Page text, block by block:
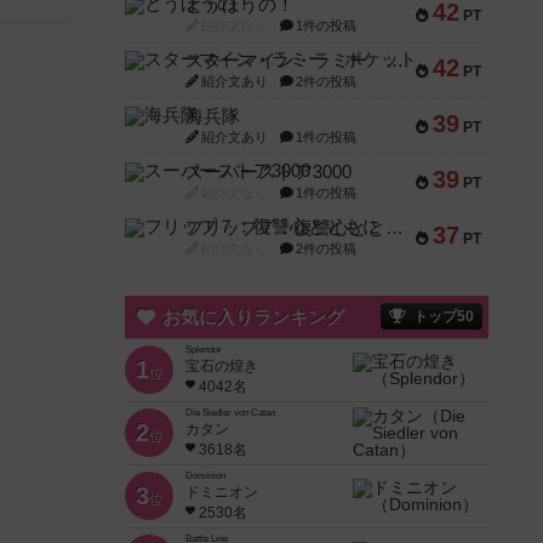
42 PT
とうほうの！
1件の投稿
42 PT
スターマイン・ラミー ポケット
紹介文あり 2件の投稿
39 PT
海兵隊
紹介文あり 1件の投稿
39 PT
スーパーストア3000
1件の投稿
37 PT
フリップ７：復讐心とともに
2件の投稿
お気に入りランキング トップ50
1位
Splendor
宝石の煌き
4042名
2位
Die Siedler von Catan
カタン
3618名
3位
Dominion
ドミニオン
2530名
Battle Line